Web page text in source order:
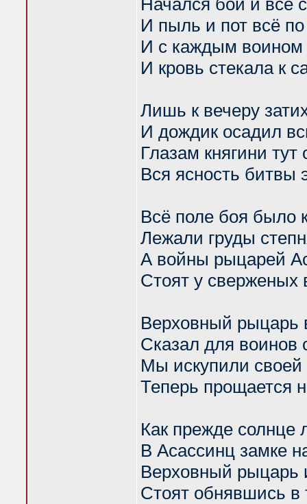
Начался бой и всё
И пыль и пот всё
И с каждым воином
И кровь стекала к
Лишь к вечеру
И дождик осадил
Глазам княгини тут
Вся ясность битвы
Всё поле боя было
Лежали груды
А войны рыцарей
Стоят у сверженых
Верховный рыцарь
Сказал для воинов
Мы искупили своей
Теперь прощается
Как прежде солнце
В Асассинц замке
Верховный рыцарь
Стоят обнявшись